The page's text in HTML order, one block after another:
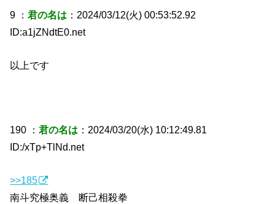
9 ：君の名は ：2024/03/12(火) 00:53:52.92
ID:a1jZNdtE0.net
以上です
190 ：君の名は ：2024/03/20(水) 10:12:49.81
ID:/xTp+TlNd.net
>>185
南斗究極奥義 断己相殺拳